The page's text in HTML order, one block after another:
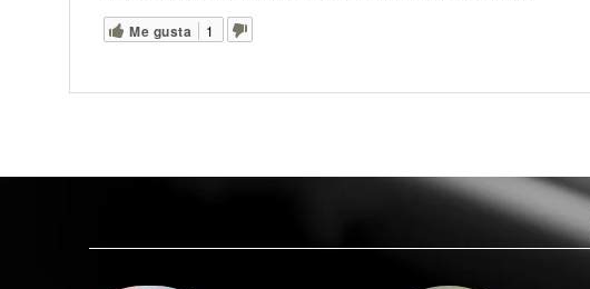
Me gusta 1